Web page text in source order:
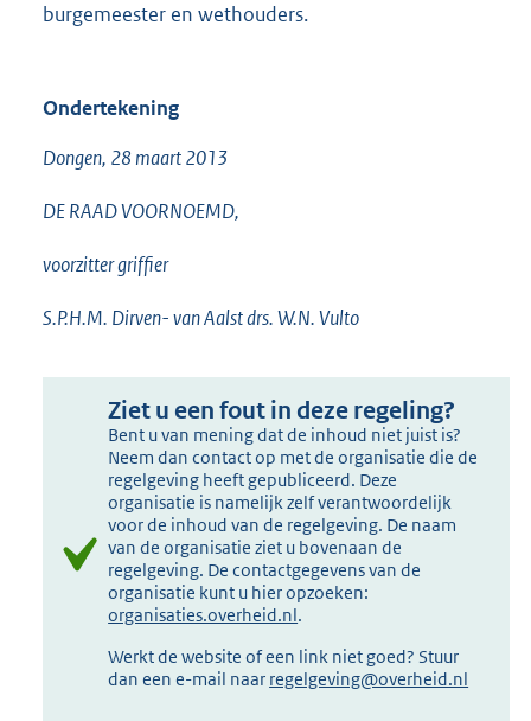
burgemeester en wethouders.
Ondertekening
Dongen, 28 maart 2013
DE RAAD VOORNOEMD,
voorzitter griffier
S.P.H.M. Dirven- van Aalst drs. W.N. Vulto
Ziet u een fout in deze regeling?
Bent u van mening dat de inhoud niet juist is?
Neem dan contact op met de organisatie die de
regelgeving heeft gepubliceerd. Deze
organisatie is namelijk zelf verantwoordelijk
voor de inhoud van de regelgeving. De naam
van de organisatie ziet u bovenaan de
regelgeving. De contactgegevens van de
organisatie kunt u hier opzoeken:
organisaties.overheid.nl.
Werkt de website of een link niet goed? Stuur
dan een e-mail naar regelgeving@overheid.nl